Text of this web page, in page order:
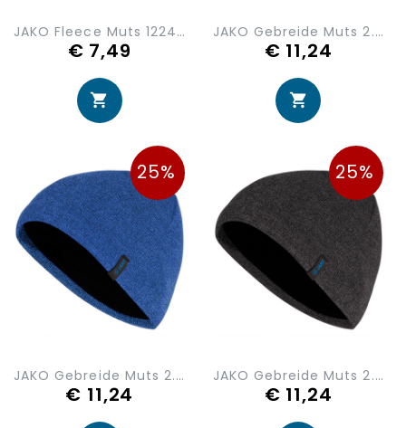
JAKO Fleece Muts 1224-09
€ 7,49
JAKO Gebreide Muts 2.0 1223-01
€ 11,24
25%
JAKO Gebreide Muts 2.0 1223-04
€ 11,24
25%
JAKO Gebreide Muts 2.0 1223-08
€ 11,24